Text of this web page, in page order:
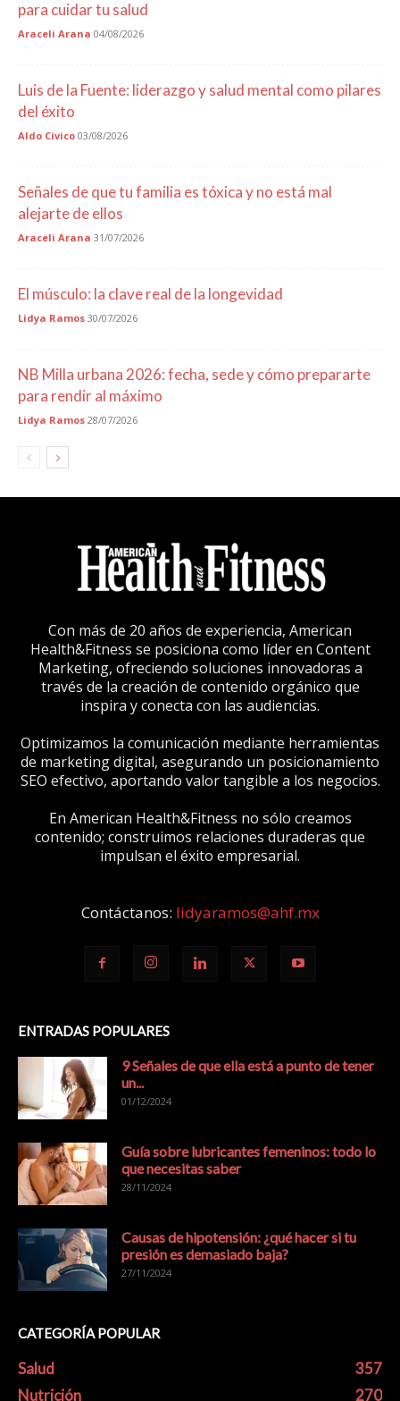
para cuidar tu salud
Araceli Arana 04/08/2026
Luis de la Fuente: liderazgo y salud mental como pilares
del éxito
Aldo Civico 03/08/2026
Señales de que tu familia es tóxica y no está mal
alejarte de ellos
Araceli Arana 31/07/2026
El músculo: la clave real de la longevidad
Lidya Ramos 30/07/2026
NB Milla urbana 2026: fecha, sede y cómo prepararte
para rendir al máximo
Lidya Ramos 28/07/2026
Con más de 20 años de experiencia, American
Health&Fitness se posiciona como líder en Content
Marketing, ofreciendo soluciones innovadoras a
través de la creación de contenido orgánico que
inspira y conecta con las audiencias.
Optimizamos la comunicación mediante herramientas
de marketing digital, asegurando un posicionamiento
SEO efectivo, aportando valor tangible a los negocios.
En American Health&Fitness no sólo creamos
contenido; construimos relaciones duraderas que
impulsan el éxito empresarial.
Contáctanos: lidyaramos@ahf.mx
ENTRADAS POPULARES
9 Señales de que ella está a punto de tener
un...
01/12/2024
Guía sobre lubricantes femeninos: todo lo
que necesitas saber
28/11/2024
Causas de hipotensión: ¿qué hacer si tu
presión es demasiado baja?
27/11/2024
CATEGORÍA POPULAR
Salud
357
Nutrición
270